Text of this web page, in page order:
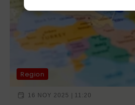
Region
16 NOY 2025 | 11:20